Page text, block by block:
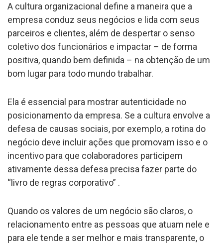
A cultura organizacional define a maneira que a
empresa conduz seus negócios e lida com seus
parceiros e clientes, além de despertar o senso
coletivo dos funcionários e impactar – de forma
positiva, quando bem definida – na obtenção de um
bom lugar para todo mundo trabalhar.
Ela é essencial para mostrar autenticidade no
posicionamento da empresa. Se a cultura envolve a
defesa de causas sociais, por exemplo, a rotina do
negócio deve incluir ações que promovam isso e o
incentivo para que colaboradores participem
ativamente dessa defesa precisa fazer parte do
“livro de regras corporativo” .
Quando os valores de um negócio são claros, o
relacionamento entre as pessoas que atuam nele e
para ele tende a ser melhor e mais transparente, o